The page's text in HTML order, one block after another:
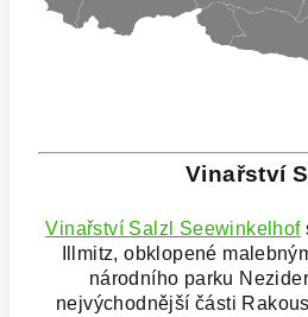
Vinařství
Vinařství Salzl Seewinkelhof
Illmitz, obklopené
národního parku
nejvýchodnější části